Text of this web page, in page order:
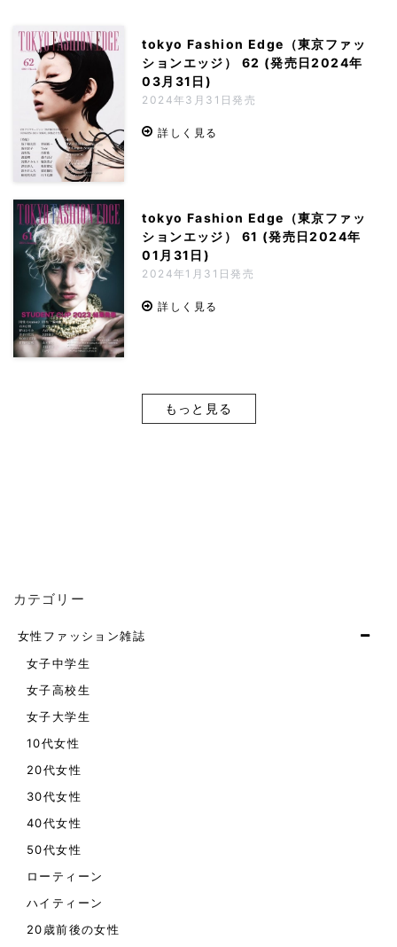
tokyo Fashion Edge（東京ファッ
ションエッジ） 62 (発売日2024年
03月31日)
2024年3月31日発売
詳しく見る
tokyo Fashion Edge（東京ファッ
ションエッジ） 61 (発売日2024年
01月31日)
2024年1月31日発売
詳しく見る
もっと見る
カテゴリー
女性ファッション雑誌
女子中学生
女子高校生
女子大学生
10代女性
20代女性
30代女性
40代女性
50代女性
ローティーン
ハイティーン
20歳前後の女性